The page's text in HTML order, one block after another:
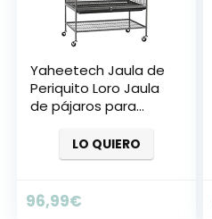
Yaheetech Jaula de
Periquito Loro Jaula
de pájaros para
40,5 x 36,9 x 118 cm
Jaula de Aves
LO QUIERO
96,99€